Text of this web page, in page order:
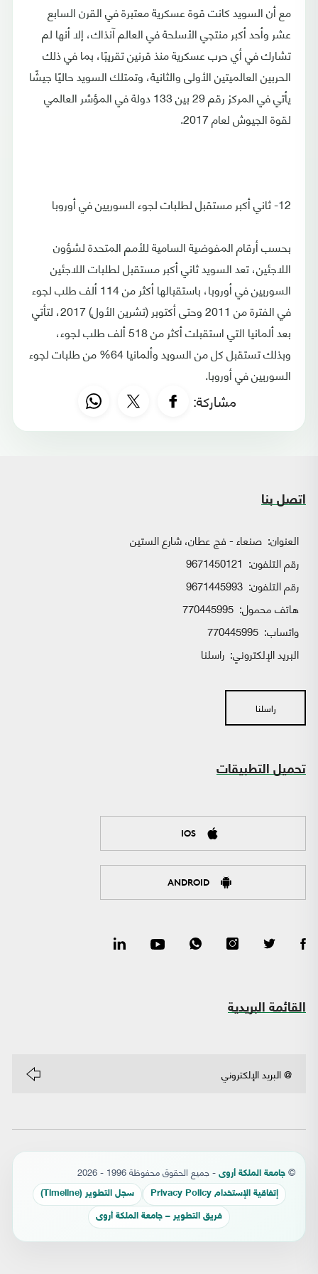
مع أن السويد كانت قوة عسكرية معتبرة في القرن السابع
عشر وأحد أكبر منتجي الأسلحة في العالم آنذاك، إلا أنها لم
تشارك في أي حرب عسكرية منذ قرنين تقريبًا، بما في ذلك
الحربين العالميتين الأولى والثانية، وتمتلك السويد حاليًا جيشًا
يأتي في المركز رقم 29 بين 133 دولة في المؤشر العالمي
لقوة الجيوش لعام 2017.
12- ثاني أكبر مستقبل لطلبات لجوء السوريين في أوروبا
بحسب أرقام المفوضية السامية للأمم المتحدة لشؤون
اللاجئين، تعد السويد ثاني أكبر مستقبل لطلبات اللاجئين
السوريين في أوروبا، باستقبالها أكثر من 114 ألف طلب لجوء
في الفترة من 2011 وحتى أكتوبر (تشرين الأول) 2017، لتأتي
بعد ألمانيا التي استقبلت أكثر من 518 ألف طلب لجوء،
وبذلك تستقبل كل من السويد وألمانيا 64% من طلبات لجوء
السوريين في أوروبا.
مشاركة:
اتصل بنا
العنوان: صنعاء - فج عطان، شارع الستين
رقم التلفون: 9671450121
رقم التلفون: 9671445993
هاتف محمول: 770445995
واتساب:
البريد الإلكتروني: راسلنا
راسلنا
تحميل التطبيقات
IOS
ANDROID
القائمة البريدية
© جامعة الملكة أروى - جميع الحقوق محفوظة 1996 - 2026
إتفاقية الإستخدام Privacy Policy سجل التطوير (Timeline)
فريق التطوير – جامعة الملكة أروى